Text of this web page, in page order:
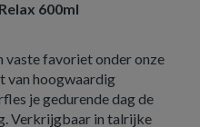
600ml
vaste favoriet onder onze
van hoogwaardig
je gedurende dag de
Verkrijgbaar in talrijke